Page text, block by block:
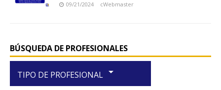
09/21/2024 cWebmaster
BÚSQUEDA DE PROFESIONALES
TIPO DE PROFESIONAL arrow_drop_down